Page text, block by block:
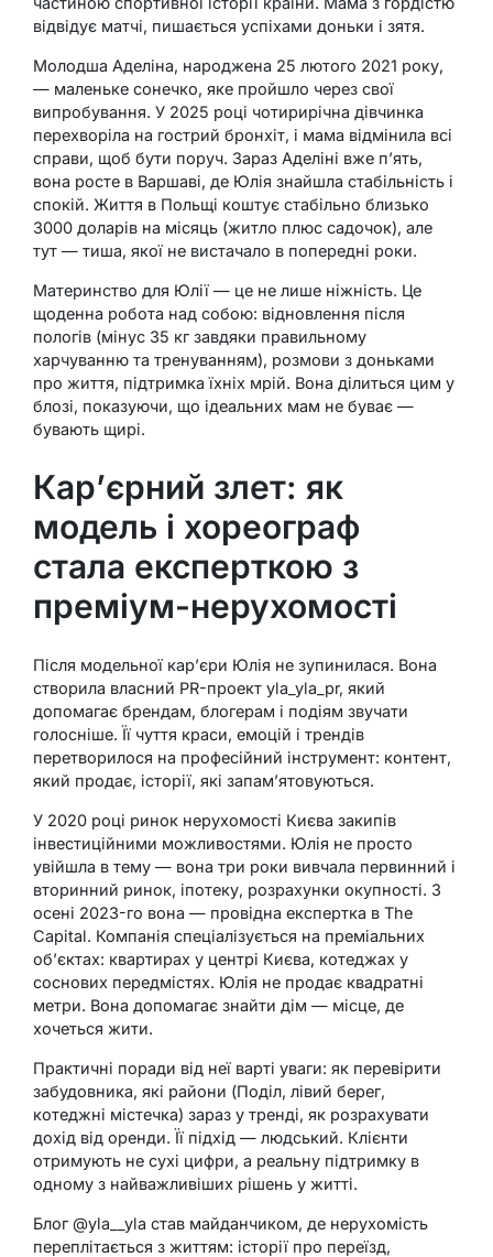
відвідує матчі, пишається успіхами доньки і зятя.
Молодша Аделіна, народжена 25 лютого 2021 року,
— маленьке сонечко, яке пройшло через свої
випробування. У 2025 році чотирирічна дівчинка
перехворіла на гострий бронхіт, і мама відмінила всі
справи, щоб бути поруч. Зараз Аделіні вже п’ять,
вона росте в Варшаві, де Юлія знайшла стабільність і
спокій. Життя в Польщі коштує стабільно близько
3000 доларів на місяць (житло плюс садочок), але
тут — тиша, якої не вистачало в попередні роки.
Материнство для Юлії — це не лише ніжність. Це
щоденна робота над собою: відновлення після
пологів (мінус 35 кг завдяки правильному
харчуванню та тренуванням), розмови з доньками
про життя, підтримка їхніх мрій. Вона ділиться цим у
блозі, показуючи, що ідеальних мам не буває —
бувають щирі.
Кар’єрний злет: як
модель і хореограф
стала експерткою з
преміум-нерухомості
Після модельної кар’єри Юлія не зупинилася. Вона
створила власний PR-проект yla_yla_pr, який
допомагає брендам, блогерам і подіям звучати
голосніше. Її чуття краси, емоцій і трендів
перетворилося на професійний інструмент: контент,
який продає, історії, які запам’ятовуються.
У 2020 році ринок нерухомості Києва закипів
інвестиційними можливостями. Юлія не просто
увійшла в тему — вона три роки вивчала первинний і
вторинний ринок, іпотеку, розрахунки окупності. З
осені 2023-го вона — провідна експертка в The
Capital. Компанія спеціалізується на преміальних
об’єктах: квартирах у центрі Києва, котеджах у
соснових передмістях. Юлія не продає квадратні
метри. Вона допомагає знайти дім — місце, де
хочеться жити.
Практичні поради від неї варті уваги: як перевірити
забудовника, які райони (Поділ, лівий берег,
котеджні містечка) зараз у тренді, як розрахувати
дохід від оренди. Її підхід — людський. Клієнти
отримують не сухі цифри, а реальну підтримку в
одному з найважливіших рішень у житті.
Блог @yla__yla став майданчиком, де нерухомість
переплітається з життям: історії про переїзд,